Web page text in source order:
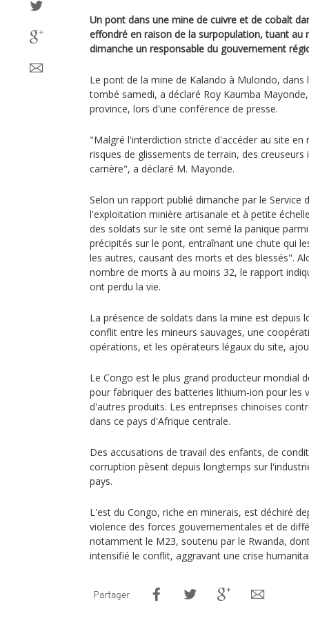
Un pont dans une mine de cuivre et de cobalt
effondré en raison de la surpopulation, tuant au
dimanche un responsable du gouvernement
Le pont de la mine de Kalando à Mulondo, dans
tombé samedi, a déclaré Roy Kaumba
province, lors d'une conférence de presse.
"Malgré l'interdiction stricte d'accéder au site en
risques de glissements de terrain, des
carrière", a déclaré M. Mayonde.
Selon un rapport publié dimanche par le Service
l'exploitation minière artisanale et à petite
des soldats sur le site ont semé la panique
précipités sur le pont, entraînant une chute qui
les autres, causant des morts et des blessés".
nombre de morts à au moins 32, le rapport
ont perdu la vie.
La présence de soldats dans la mine est depuis
conflit entre les mineurs sauvages, une
opérations, et les opérateurs légaux du site,
Le Congo est le plus grand producteur mondial
pour fabriquer des batteries lithium-ion pour les
d'autres produits. Les entreprises chinoises
dans ce pays d'Afrique centrale.
Des accusations de travail des enfants, de
corruption pèsent depuis longtemps sur
pays.
L'est du Congo, riche en minerais, est déchiré
violence des forces gouvernementales et de
notamment le M23, soutenu par le Rwanda,
intensifié le conflit, aggravant une crise
Partager